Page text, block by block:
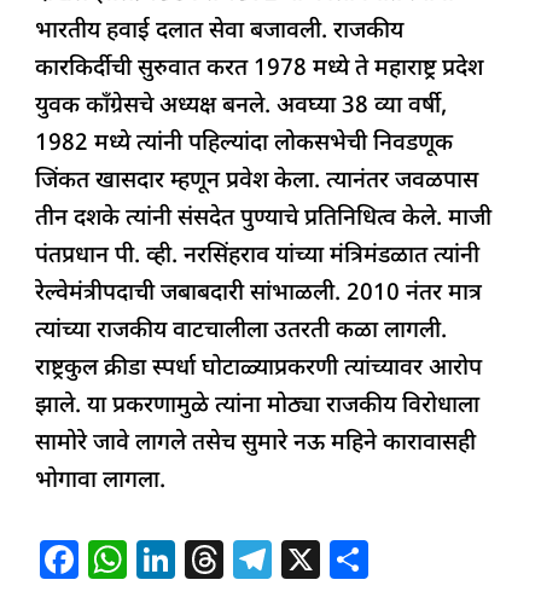
भारतीय हवाई दलात सेवा बजावली. राजकीय
कारकिर्दीची सुरुवात करत 1978 मध्ये ते महाराष्ट्र प्रदेश
युवक काँग्रेसचे अध्यक्ष बनले. अवघ्या 38 व्या वर्षी,
1982 मध्ये त्यांनी पहिल्यांदा लोकसभेची निवडणूक
जिंकत खासदार म्हणून प्रवेश केला. त्यानंतर जवळपास
तीन दशके त्यांनी संसदेत पुण्याचे प्रतिनिधित्व केले. माजी
पंतप्रधान पी. व्ही. नरसिंहराव यांच्या मंत्रिमंडळात त्यांनी
रेल्वेमंत्रीपदाची जबाबदारी सांभाळली. 2010 नंतर मात्र
त्यांच्या राजकीय वाटचालीला उतरती कळा लागली.
राष्ट्रकुल क्रीडा स्पर्धा घोटाळ्याप्रकरणी त्यांच्यावर आरोप
झाले. या प्रकरणामुळे त्यांना मोठ्या राजकीय विरोधाला
सामोरे जावे लागले तसेच सुमारे नऊ महिने कारावासही
भोगावा लागला.
F W Li T T X